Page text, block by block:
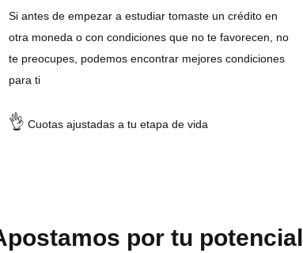
Si antes de empezar a estudiar tomaste un crédito en
otra moneda o con condiciones que no te favorecen, no
te preocupes, podemos encontrar mejores condiciones
para ti
👌 Cuotas ajustadas a tu etapa de vida
por tu potencial